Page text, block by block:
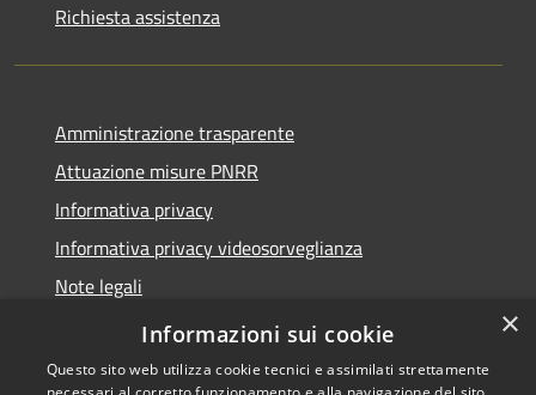
Richiesta assistenza
Amministrazione trasparente
Attuazione misure PNRR
Informativa privacy
Informativa privacy videosorveglianza
Note legali
Dichiarazione di accessibilità
×
Informazioni sui cookie
Questo sito web utilizza cookie tecnici e assimilati strettamente